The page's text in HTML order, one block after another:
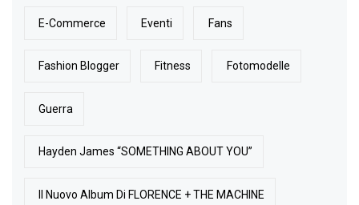
E-Commerce Eventi Fans
Fashion Blogger Fitness Fotomodelle
Guerra
Hayden James “SOMETHING ABOUT YOU”
Il Nuovo Album Di FLORENCE + THE MACHINE